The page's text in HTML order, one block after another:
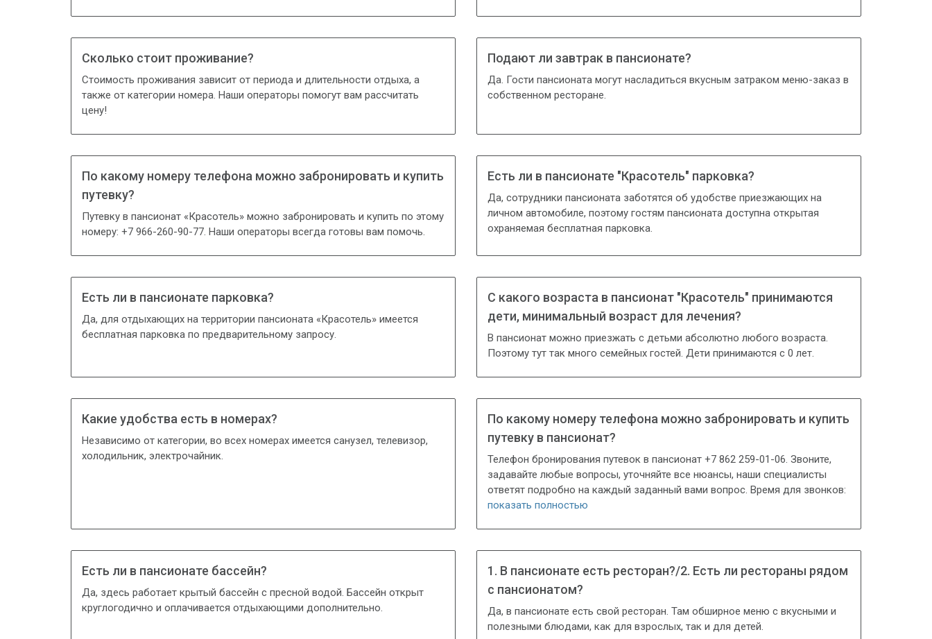
Сколько стоит проживание?
Стоимость проживания зависит от периода и длительности отдыха, а
также от категории номера. Наши операторы помогут вам рассчитать
цену!
Подают ли завтрак в пансионате?
Да. Гости пансионата могут насладиться вкусным затраком меню-заказ в
собственном ресторане.
По какому номеру телефона можно забронировать и купить
путевку?
Путевку в пансионат «Красотель» можно забронировать и купить по этому
номеру: +7 966-260-90-77. Наши операторы всегда готовы вам помочь.
Есть ли в пансионате "Красотель" парковка?
Да, сотрудники пансионата заботятся об удобстве приезжающих на
личном автомобиле, поэтому гостям пансионата доступна открытая
охраняемая бесплатная парковка.
Есть ли в пансионате парковка?
Да, для отдыхающих на территории пансионата «Красотель» имеется
бесплатная парковка по предварительному запросу.
С какого возраста в пансионат "Красотель" принимаются
дети, минимальный возраст для лечения?
В пансионат можно приезжать с детьми абсолютно любого возраста.
Поэтому тут так много семейных гостей. Дети принимаются с 0 лет.
Какие удобства есть в номерах?
Независимо от категории, во всех номерах имеется сaнузел, телeвизор,
холодильник, электрочaйник.
По какому номеру телефона можно забронировать и купить
путевку в пансионат?
Телефон бронирования путевок в пансионат +7 862 259-01-06. Звоните,
задавайте любые вопросы, уточняйте все нюансы, наши специалисты
ответят подробно на каждый заданный вами вопрос. Время для звонков:
показать полностью
Есть ли в пансионате бассейн?
Да, здесь работает крытый бассейн с пресной водой. Бассейн открыт
круглогодично и оплачивается отдыхающими дополнительно.
1. В пансионате есть ресторан?/2. Есть ли рестораны рядом
с пансионатом?
Да, в пансионате есть свой ресторан. Там обширное меню с вкусными и
полезными блюдами, как для взрослых, так и для детей.